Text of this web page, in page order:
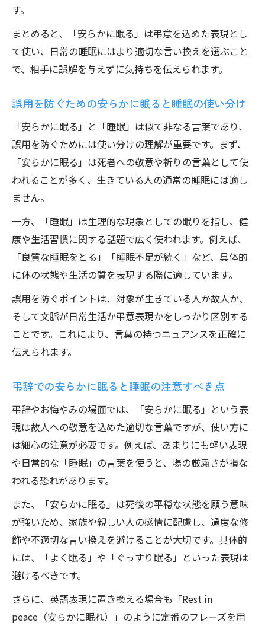
す。
まとめると、「安らかに眠る」は弔意を込めた表現とし
て使い、日常の睡眠にはより適切な言い換えを選ぶこと
で、相手に誤解を与えずに気持ちを伝えられます。
誤用を防ぐための安らかに眠ると睡眠の使い分け
「安らかに眠る」と「睡眠」は似て非なる言葉であり、
誤用を防ぐためには使い分けの理解が重要です。まず、
「安らかに眠る」は死者への敬意や祈りの言葉として使
われることが多く、生きている人の通常の睡眠には適し
ません。
一方、「睡眠」は生理的な現象としての眠りを指し、健
康や生活習慣に関する話題で広く使われます。例えば、
「良質な睡眠をとる」「睡眠不足が続く」など、具体的
に体の状態や生活の質を表現する際に適しています。
誤用を防ぐポイントは、対象が生きている人か故人か、
そして文脈が日常生活か弔意表現かをしっかり区別する
ことです。これにより、言葉の持つニュアンスを正確に
伝えられます。
弔辞での安らかに眠ると睡眠の注意すべき点
弔辞やお悔やみの場面では、「安らかに眠る」という表
現は故人への敬意を込めた適切な言葉ですが、使い方に
は細心の注意が必要です。例えば、あまりにも軽い表現
や日常的な「睡眠」の言葉を使うと、場の厳粛さが損な
われる恐れがあります。
また、「安らかに眠る」は死後の平穏な状態を願う意味
が強いため、家族や親しい人の感情に配慮し、過度な修
飾や不適切な言い換えを避けることが大切です。具体的
には、「よく眠る」や「ぐっすり眠る」といった表現は
避けるべきです。
さらに、英語表現に置き換える場合も「Rest in
peace（安らかに眠れ）」のように定番のフレーズを用